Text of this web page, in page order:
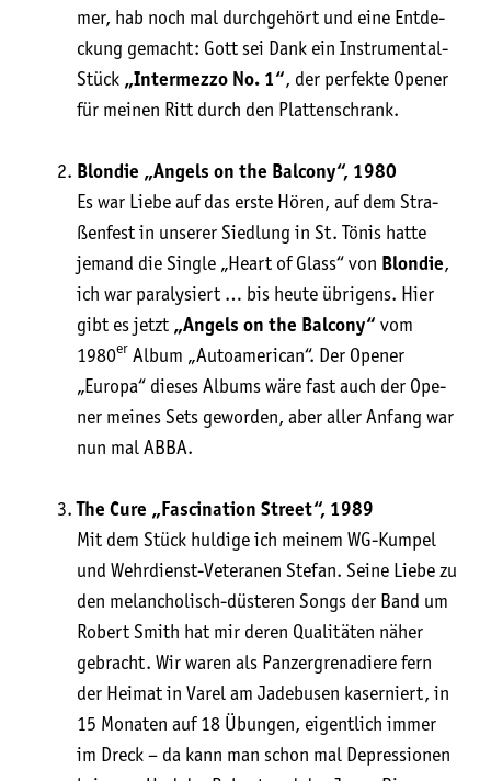
mer, hab noch mal durch­ge­hört und eine Ent­de­
ckung gemacht: Gott sei Dank ein Instru­men­tal-
Stück „Inter­mez­zo No. 1“, der per­fek­te Ope­ner
für meinen Ritt durch den Plattenschrank.
Blon­die „Angels on the Bal­c­o­ny“, 1980
Es war Lie­be auf das ers­te Hören, auf dem Stra­
ßen­fest in unse­rer Sied­lung in St. Tönis hat­te
jemand die Sin­gle „Heart of Glass“ von Blon­die,
ich war para­ly­siert … bis heu­te übri­gens. Hier
gibt es jetzt „Angels on the Bal­c­o­ny“ vom
1980er Album „Auto­ame­ri­can“. Der Ope­ner
„Euro­pa“ die­ses Albums wäre fast auch der Ope­
ner mei­nes Sets gewor­den, aber aller Anfang war
nun mal ABBA.
The Cure „Fasci­na­ti­on Street“, 1989
Mit dem Stück hul­di­ge ich mei­nem WG-Kum­pel
und Wehr­dienst-Vete­ra­nen Ste­fan. Sei­ne Lie­be zu
den melan­cho­lisch-düs­te­ren Songs der Band um
Robert Smith hat mir deren Qua­li­tä­ten näher
gebracht. Wir waren als Pan­zer­gre­na­die­re fern
der Hei­mat in Varel am Jade­bu­sen kaser­niert, in
15 Mona­ten auf 18 Übun­gen, eigent­lich immer
im Dreck – da kann man schon mal Depres­sio­nen